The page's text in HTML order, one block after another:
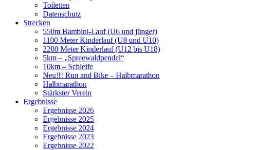
Toiletten
Datenschutz
Strecken
550m Bambini-Lauf (U6 und jünger)
1100 Meter Kinderlauf (U8 und U10)
2200 Meter Kinderlauf (U12 bis U18)
5km – „Spreewaldpendel“
10km – Schleife
Neu!!! Run and Bike – Halbmarathon
Halbmarathon
Stärkster Verein
Ergebnisse
Ergebnisse 2026
Ergebnisse 2025
Ergebnisse 2024
Ergebnisse 2023
Ergebnisse 2022